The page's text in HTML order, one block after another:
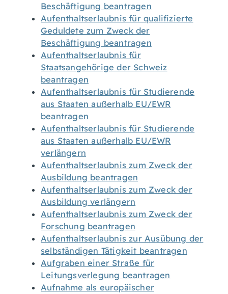
Beschäftigung beantragen
Aufenthaltserlaubnis für qualifizierte
Geduldete zum Zweck der
Beschäftigung beantragen
Aufenthaltserlaubnis für
Staatsangehörige der Schweiz
beantragen
Aufenthaltserlaubnis für Studierende
aus Staaten außerhalb EU/EWR
beantragen
Aufenthaltserlaubnis für Studierende
aus Staaten außerhalb EU/EWR
verlängern
Aufenthaltserlaubnis zum Zweck der
Ausbildung beantragen
Aufenthaltserlaubnis zum Zweck der
Ausbildung verlängern
Aufenthaltserlaubnis zum Zweck der
Forschung beantragen
Aufenthaltserlaubnis zur Ausübung der
selbständigen Tätigkeit beantragen
Aufgraben einer Straße für
Leitungsverlegung beantragen
Aufnahme als europäischer